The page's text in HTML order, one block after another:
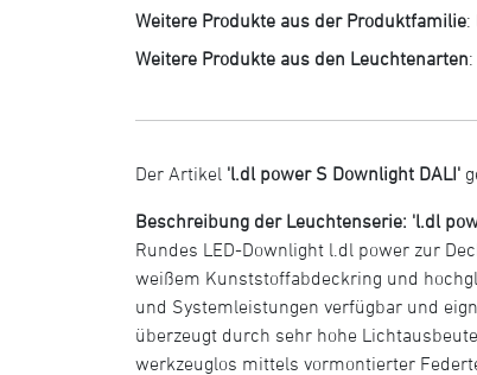
Weitere Produkte aus der Produktfamilie:
Weitere Produkte aus den Leuchtenarten:
Der Artikel 'l.dl power S Downlight DALI'
Beschreibung der Leuchtenserie: 'l.dl
Rundes LED-Downlight l.dl power zur
weißem Kunststoffabdeckring und
und Systemleistungen verfügbar und
überzeugt durch sehr hohe
werkzeuglos mittels vormontierter